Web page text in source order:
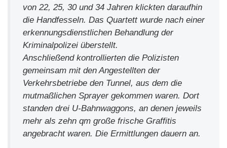
von 22, 25, 30 und 34 Jahren klickten daraufhin
die Handfesseln. Das Quartett wurde nach einer
erkennungsdienstlichen Behandlung der
Kriminalpolizei überstellt.
Anschließend kontrollierten die Polizisten
gemeinsam mit den Angestellten der
Verkehrsbetriebe den Tunnel, aus dem die
mutmaßlichen Sprayer gekommen waren. Dort
standen drei U-Bahnwaggons, an denen jeweils
mehr als zehn qm große frische Graffitis
angebracht waren. Die Ermittlungen dauern an.